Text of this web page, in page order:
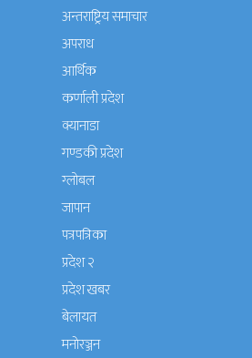
अन्तराष्ट्रिय समाचार
अपराध
आर्थिक
कर्णाली प्रदेश
क्यानाडा
गण्डकी प्रदेश
ग्लोबल
जापान
पत्रपत्रिका
प्रदेश २
प्रदेश खबर
बेलायत
मनाेरञ्जन